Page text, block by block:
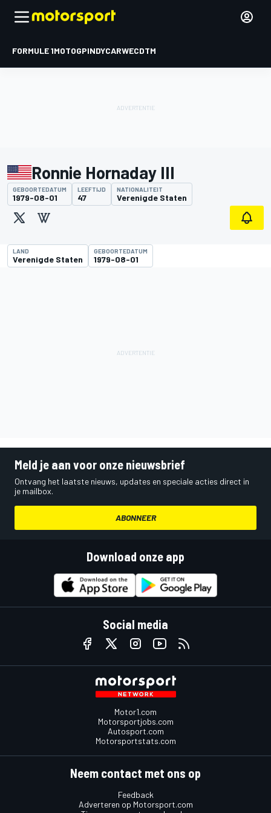
FORMULE 1MOTOGPINDYCARWECDTM
Ronnie Hornaday III
GEBOORTEDATUM
1979-08-01
LEEFTIJD
47
NATIONALITEIT
Verenigde Staten
LAND
Verenigde Staten
GEBOORTEDATUM
1979-08-01
Meld je aan voor onze nieuwsbrief
Ontvang het laatste nieuws, updates en speciale acties direct in
je mailbox.
ABONNEER
Download onze app
Social media
Motor1.com
Motorsportjobs.com
Autosport.com
Motorsportstats.com
Neem contact met ons op
Feedback
Adverteren op Motorsport.com